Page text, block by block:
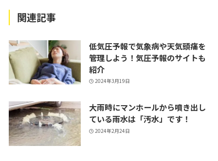
関連記事
低気圧予報で気象病や天気頭痛を
管理しよう！気圧予報のサイトも
紹介
2024年3月19日
大雨時にマンホールから噴き出し
ている雨水は「汚水」です！
2024年2月24日